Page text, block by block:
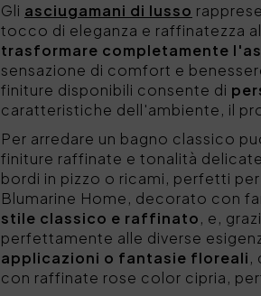
Gli asciugamani di lusso
tocco di eleganza e raffinatezza
trasformare completamente
sensazione di comfort e
finiture disponibili consente di
caratteristiche dell'ambiente, il
Per arredare un bagno classico
finiture raffinate e tonalità
bordi in pizzo o ricami, perfetti
Blumarine Home, decorato con
stile classico e raffinato, e,
perfettamente alle diverse
applicazioni o fantasie floreali,
con raffinate rose color cipria,